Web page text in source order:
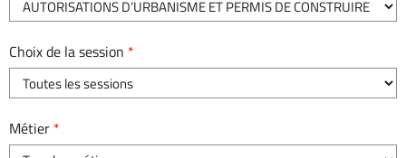
Choix de la session *
Métier *